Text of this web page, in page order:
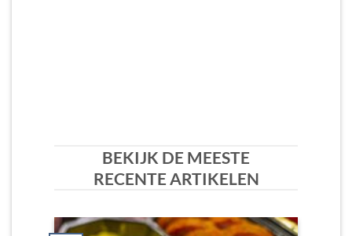
BEKIJK DE MEESTE
RECENTE ARTIKELEN